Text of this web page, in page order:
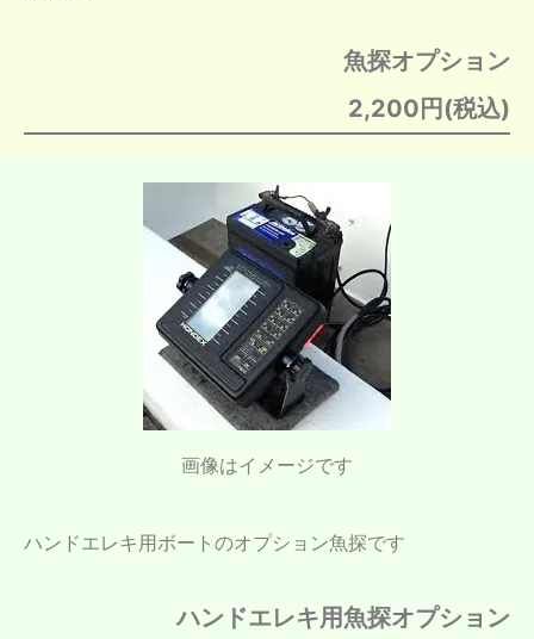
魚探オプション
2,200円(税込)
画像はイメージです
ハンドエレキ用ボートのオプション魚探です
ハンドエレキ用魚探オプション